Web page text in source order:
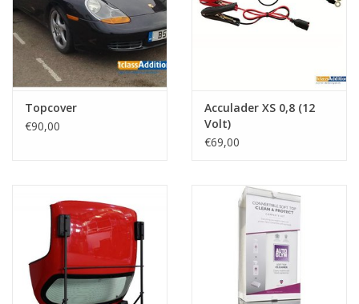
Topcover
€90,00
Acculader XS 0,8 (12
Volt)
€69,00